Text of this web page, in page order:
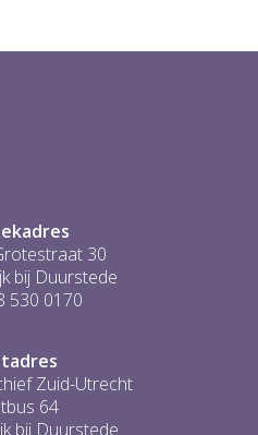
30
bij Duurstede
530 0170
Zuid-Utrecht
64
bij Duurstede